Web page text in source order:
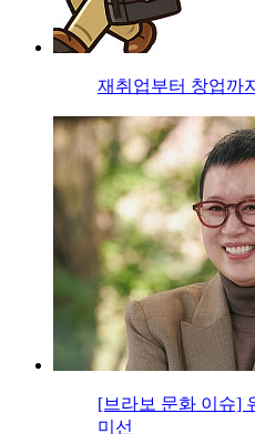
재취업부터 창업까
[브라보 문화 이슈]
미선